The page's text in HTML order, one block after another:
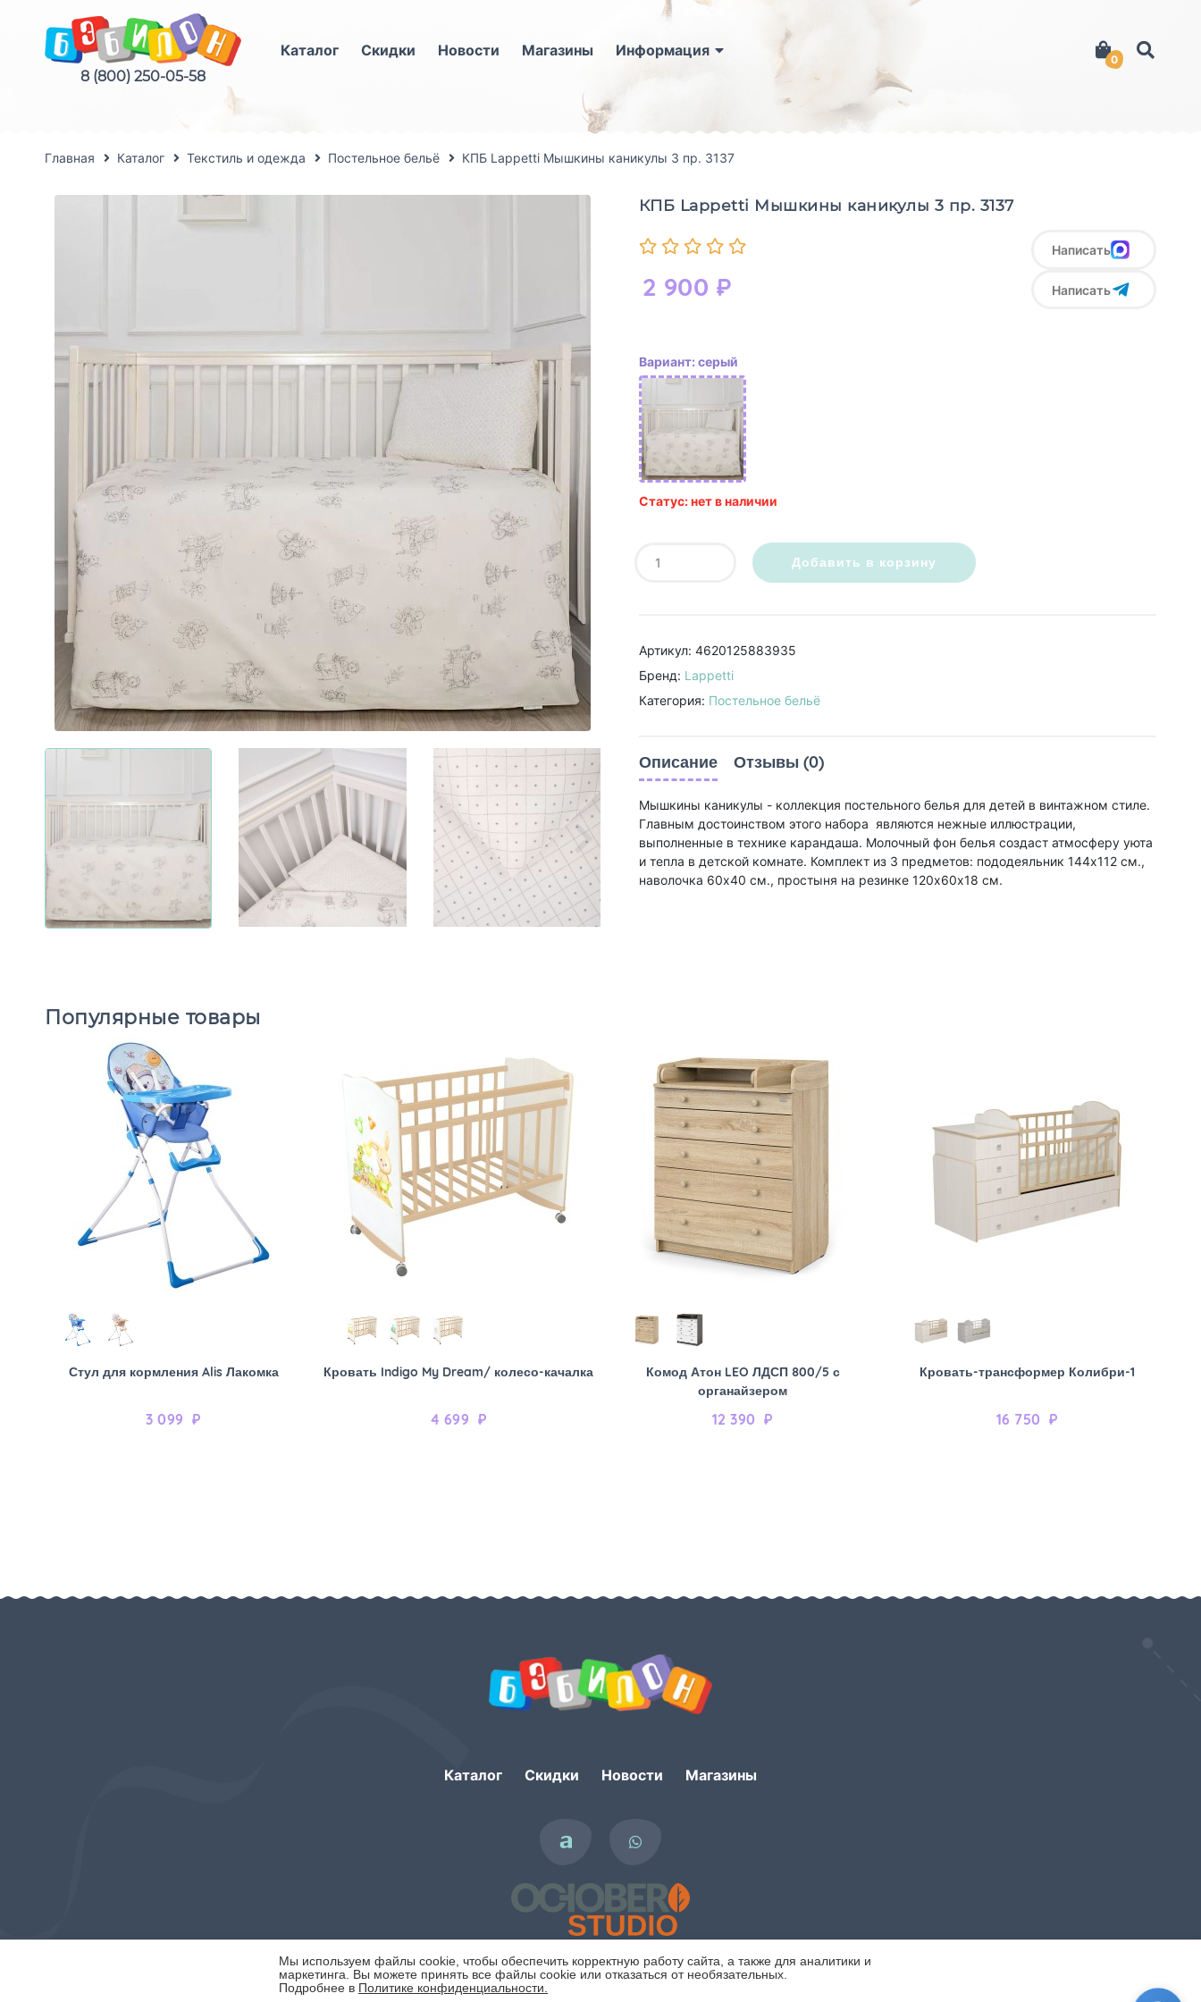
Мы используем файлы cookie, чтобы обеспечить корректную работу сайта, а также для аналитики и
маркетинга. Вы можете принять все файлы cookie или отказаться от необязательных.
Подробнее в Политике конфиденциальности.
8 (800) 250-05-58
Каталог Скидки Новости Магазины Информация
0
Главная Каталог Текстиль и одежда Постельное бельё КПБ Lappetti Мышкины каникулы 3 пр. 3137
КПБ Lappetti Мышкины каникулы 3 пр. 3137
2 900 ₽
Написать
Написать
Вариант: серый
Статус: нет в наличии
Добавить в корзину
Артикул: 4620125883935
Бренд: Lappetti
Категория: Постельное бельё
Описание Отзывы (0)
Мышкины каникулы - коллекция постельного белья для детей в винтажном стиле.
Главным достоинством этого набора являются нежные иллюстрации,
выполненные в технике карандаша. Молочный фон белья создаст атмосферу уюта
и тепла в детской комнате. Комплект из 3 предметов: пододеяльник 144х112 см.,
наволочка 60х40 см., простыня на резинке 120х60х18 см.
Популярные товары
Стул для кормления Alis Лакомка
3 099 ₽
Кровать Indigo My Dream/ колесо-качалка
4 699 ₽
Комод Атон LEO ЛДСП 800/5 с
органайзером
12 390 ₽
Кровать-трансформер Колибри-1
16 750 ₽
Каталог Скидки Новости Магазины
Политика конфиденциальности